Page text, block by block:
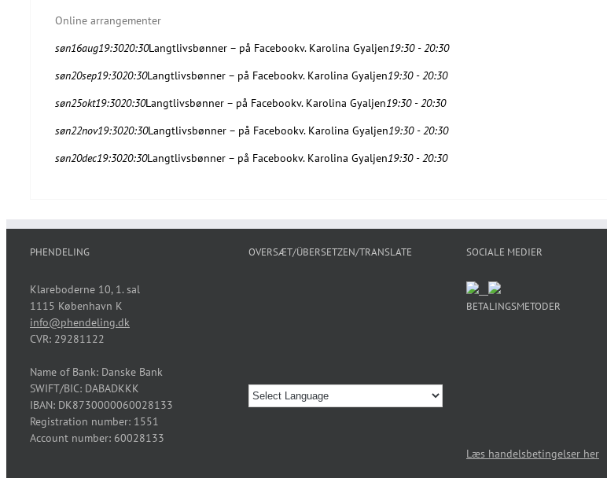
Online arrangementer
søn16aug19:3020:30Langtlivsbønner – på Facebookv. Karolina Gyaljen19:30 - 20:30
søn20sep19:3020:30Langtlivsbønner – på Facebookv. Karolina Gyaljen19:30 - 20:30
søn25okt19:3020:30Langtlivsbønner – på Facebookv. Karolina Gyaljen19:30 - 20:30
søn22nov19:3020:30Langtlivsbønner – på Facebookv. Karolina Gyaljen19:30 - 20:30
søn20dec19:3020:30Langtlivsbønner – på Facebookv. Karolina Gyaljen19:30 - 20:30
PHENDELING
Klareboderne 10, 1. sal
1115 København K
info@phendeling.dk
CVR: 29281122
Name of Bank: Danske Bank
SWIFT/BIC: DABADKKK
IBAN: DK8730000060028133
Registration number: 1551
Account number: 60028133
OVERSÆT/ÜBERSETZEN/TRANSLATE SOCIALE MEDIER
BETALINGSMETODER
Læs handelsbetingelser her